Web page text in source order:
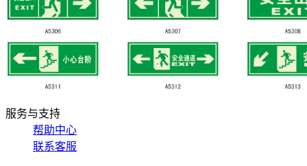
服务与支持
帮助中心
联系客服